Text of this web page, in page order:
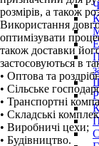
розмірів, а також
Використання
оптимізувати
також доставки
застосовуються в
• Оптова та
• Сільське
• Транспортні
• Складські
• Виробничі цехи;
• Будівництво.